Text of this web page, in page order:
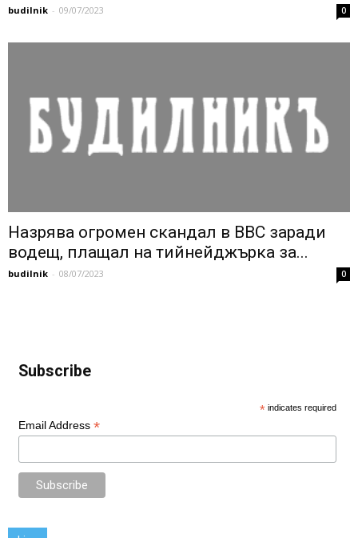
budilnik - 09/07/2023 0
Назрява огромен скандал в BBC заради
водещ, плащал на тийнейджърка за...
budilnik - 08/07/2023 0
Subscribe
* indicates required
Email Address *